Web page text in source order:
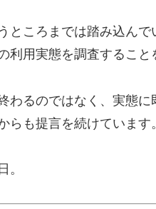
ところまでは踏み込ん
利用実態を調査すること
わるのではなく、実態
らも提言を続けています。
。